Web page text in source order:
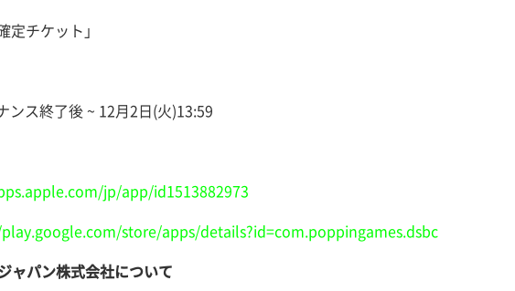
定チケット」
ンス終了後 ~ 12月2日(火)13:59
jp/app/id1513882973
store/apps/details?id=com.poppingames.dsbc
ャパン株式会社について